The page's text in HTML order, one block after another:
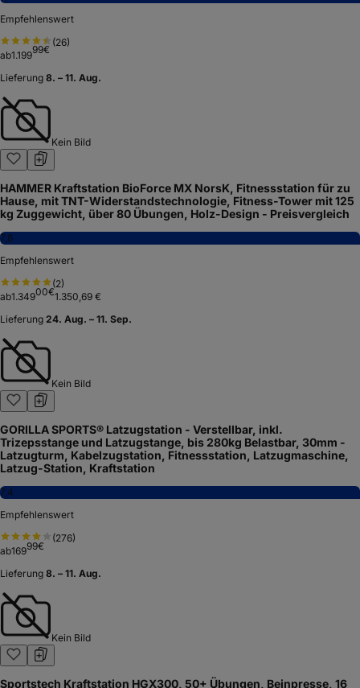
Empfehlenswert
(26)
ab1.19999€
Lieferung 8. – 11. Aug.
Kein Bild
HAMMER Kraftstation BioForce MX NorsK, Fitnessstation für zu
Hause, mit TNT-Widerstandstechnologie, Fitness-Tower mit 125
kg Zuggewicht, über 80 Übungen, Holz-Design - Preisvergleich
7,8
Empfehlenswert
(2)
ab1.34900€1.350,69 €
Lieferung 24. Aug. – 11. Sep.
Kein Bild
GORILLA SPORTS® Latzugstation - Verstellbar, inkl.
Trizepsstange und Latzugstange, bis 280kg Belastbar, 30mm -
Latzugturm, Kabelzugstation, Fitnessstation, Latzugmaschine,
Latzug-Station, Kraftstation
7,4
Empfehlenswert
(276)
ab16999€
Lieferung 8. – 11. Aug.
Kein Bild
Sportstech Kraftstation HGX300, 50+ Übungen, Beinpresse, 16